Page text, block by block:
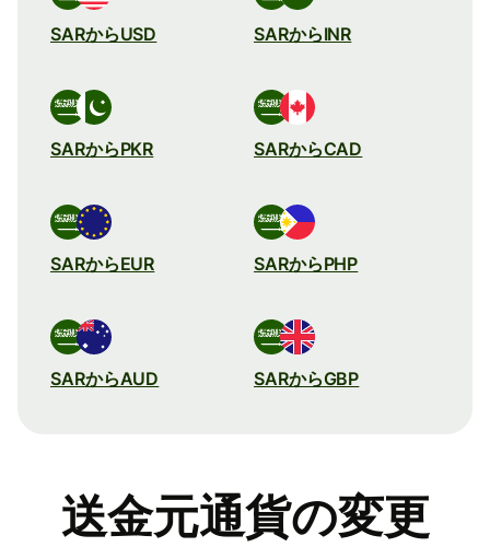
SARからUSD SARからINR
SARからPKR SARからCAD
SARからEUR SARからPHP
SARからAUD SARからGBP
送金元通貨の変更